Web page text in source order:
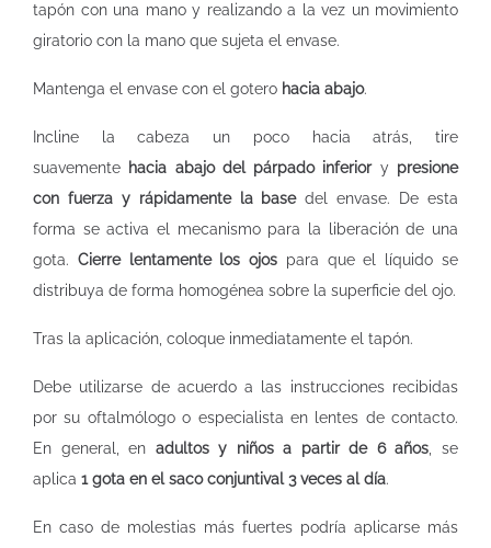
tapón con una mano y realizando a la vez un movimiento
giratorio con la mano que sujeta el envase.
Mantenga el envase con el gotero hacia abajo.
Incline la cabeza un poco hacia atrás, tire
suavemente hacia abajo del párpado inferiory presione
con fuerza y rápidamente la basedel envase. De esta
forma se activa el mecanismo para la liberación de una
gota. Cierre lentamente los ojos para que el líquido se
distribuya de forma homogénea sobre la superficie del ojo.
Tras la aplicación, coloque inmediatamente el tapón.
Debe utilizarse de acuerdo a las instrucciones recibidas
por su oftalmólogo o especialista en lentes de contacto.
En general, en adultos y niños a partir de 6 años , se
aplica 1 gota en el saco conjuntival 3 veces al día.
En caso de molestias más fuertes podría aplicarse más